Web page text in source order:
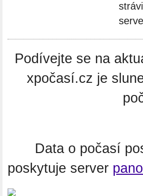
Podívejte se na
xpočasí.cz je
Data o počasí
poskytuje server